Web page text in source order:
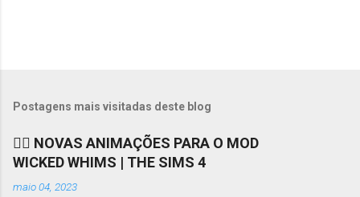
t
u
m
o
Postagens mais visitadas deste blog
❤️‍🔥 NOVAS ANIMAÇÕES PARA O MOD
WICKED WHIMS | THE SIMS 4
maio 04, 2023